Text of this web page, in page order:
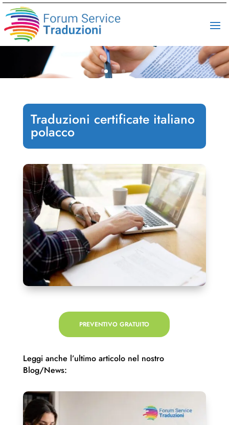
Traduzioni certificate italiano
polacco
PREVENTIVO GRATUITO
Leggi anche l’ultimo articolo nel nostro
Blog/News: